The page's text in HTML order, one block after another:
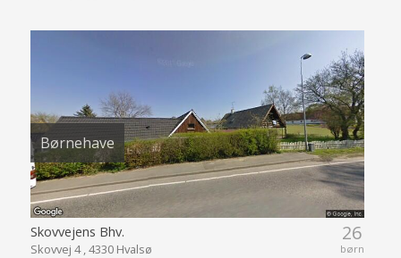
Børnehave
26
børn
Skovvejens Bhv.
Skovvej 4 , 4330 Hvalsø